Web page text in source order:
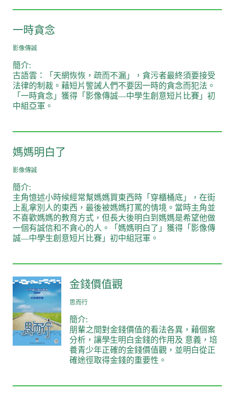
一時貪念
影像傳誠
簡介:
古語雲：「天網恢恢，疏而不漏」，貪污者最終須要接受
法律的制裁。藉短片警誡人們不要因一時的貪念而犯法。
「一時貪念」獲得「影像傳誠—中學生創意短片比賽」初
中組亞軍。
媽媽明白了
影像傳誠
簡介:
主角憶述小時候經常幫媽媽買東西時「穿櫃桶底」，在街
上亂拿別人的東西，最後被媽媽打罵的情境。當時主角並
不喜歡媽媽的教育方式，但長大後明白到媽媽是希望他做
一個有誠信和不貪心的人。「媽媽明白了」獲得「影像傳
誠—中學生創意短片比賽」初中組冠軍。
金錢價值觀
思而行
簡介:
朋輩之間對金錢價值的看法各異，藉個案
分析，讓學生明白金錢的作用及 意義，培
養青少年正確的金錢價值觀，並明白從正
確途徑取得金錢的重要性。